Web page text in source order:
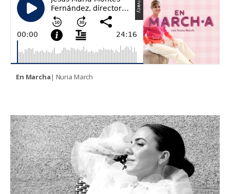
En Marcha| Nuria March